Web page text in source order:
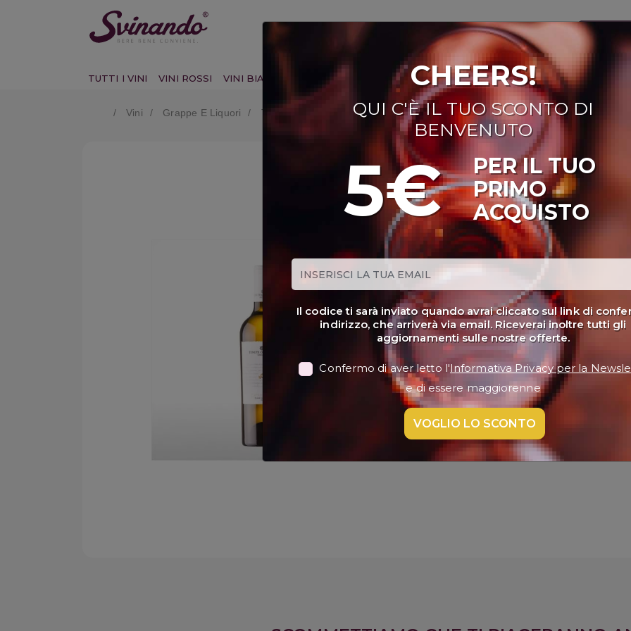
TUTTI I VINI VINI ROSSI VINI BIANCHI VINI ROSATI BOLLICINE CAVEAU SPIRITS BIRRE
Vini Grappe E Liquori Tenute Orestiadi Terre Siciliane Igp Catarratto
TERRE SICILIANE IGP
TENUTE ORESTIADI
: 2017
Provenienza
€ 8,55
Formato l.()
cod. S0277
Vittima del suo successo
CHEERS!
QUI C'È IL TUO SCONTO DI
BENVENUTO
5€
PER IL TUO
PRIMO
ACQUISTO
Il codice ti sarà inviato quando avrai cliccato sul link di
indirizzo, che arriverà via email. Riceverai inoltre tutti gli
aggiornamenti sulle nostre offerte.
Confermo di aver letto l'Informativa Privacy per la
e di essere maggiorenne
VOGLIO LO SCONTO